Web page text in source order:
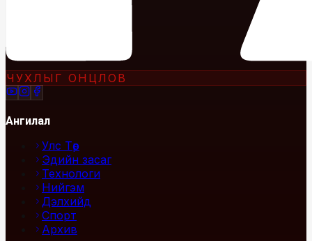
ЧУХЛЫГ ОНЦЛОВ
Ангилал
Улс Төр
Эдийн засаг
Технологи
Нийгэм
Дэлхийд
Спорт
Архив